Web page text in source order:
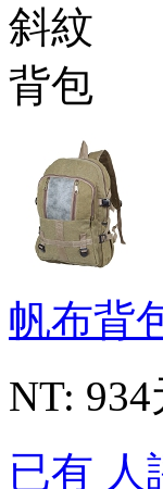
帆布背
NT: 934
已有 人